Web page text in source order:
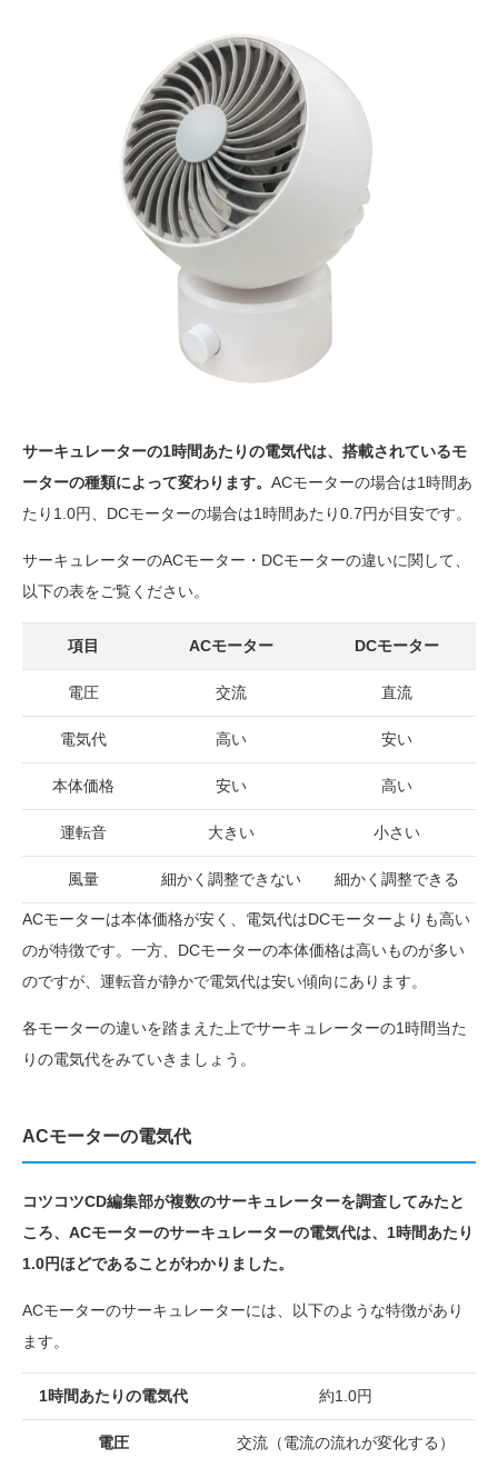
サーキュレーターの1時間あたりの電気代は、搭載されているモ
ーターの種類によって変わります。 ACモーターの場合は1時間あ
たり1.0円、DCモーターの場合は1時間あたり0.7円が目安です。
サーキュレーターのACモーター・DCモーターの違いに関して、
以下の表をご覧ください。
項目 ACモーター DCモーター
電圧 交流 直流
電気代 高い 安い
本体価格 安い 高い
運転音 大きい 小さい
風量 細かく調整できない 細かく調整できる
ACモーターは本体価格が安く、電気代はDCモーターよりも高い
のが特徴です。一方、DCモーターの本体価格は高いものが多い
のですが、運転音が静かで電気代は安い傾向にあります。
各モーターの違いを踏まえた上でサーキュレーターの1時間当た
りの電気代をみていきましょう。
ACモーターの電気代
コツコツCD編集部が複数のサーキュレーターを調査してみたと
ころ、ACモーターのサーキュレーターの電気代は、1時間あたり
1.0円ほどであることがわかりました。
ACモーターのサーキュレーターには、以下のような特徴があり
ます。
1時間あたりの電気代 約1.0円
電圧 交流（電流の流れが変化する）